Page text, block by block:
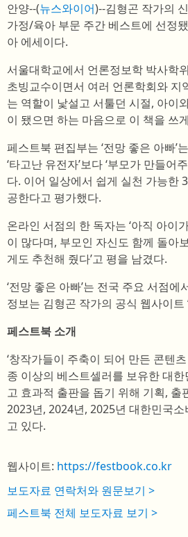
안양--(뉴스와이어)--김형곤 작가의
가정/육아 부문 주간 베스트에 선정
아 에세이다.
서울대학교에서 언론정보학 박사학
초빙교수이면서 여러 언론학회와 지
는 역할이 낯설고 서툴던 시절, 아이
이 됐으면 하는 마음으로 이 책을 쓰
페스트북 편집부는 ‘전망 좋은 아빠
‘타고난 유전자’보다 ‘부모가 만들
다. 이어 일상에서 쉽게 실천 가능한
공한다고 평가했다.
온라인 서점의 한 독자는 ‘아직 아이
이 많다며, 부모인 자신도 함께 돌아
게도 추천해 줬다’고 평을 남겼다.
‘전망 좋은 아빠’는 전국 주요 서점
정보는 김형곤 작가의 공식 웹사이트
페스트북 소개
‘창작가들이 주축이 되어 만든 콘텐
종 이상의 베스트셀러를 보유한 대
고 효과적 출판을 돕기 위해 기획,
2023년, 2024년, 2025년 대한민국
고 있다.
웹사이트: https://festbook.co.kr
보도자료 연락처와 원문보기 >
페스트북 전체 보도자료 보기 >